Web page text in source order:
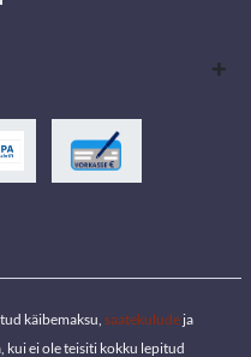
käibemaksu, saatekulude ja
kui ei ole teisiti kokku lepitud